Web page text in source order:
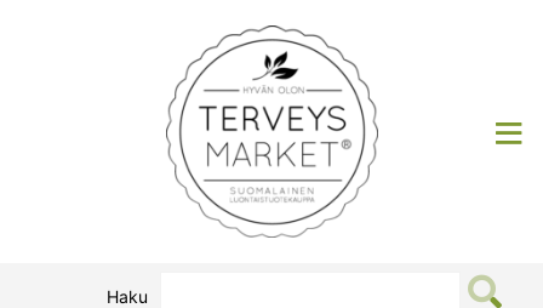
Terveysmarket
Haku